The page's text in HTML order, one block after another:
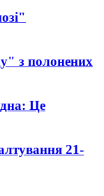
з полонених
Це
21-